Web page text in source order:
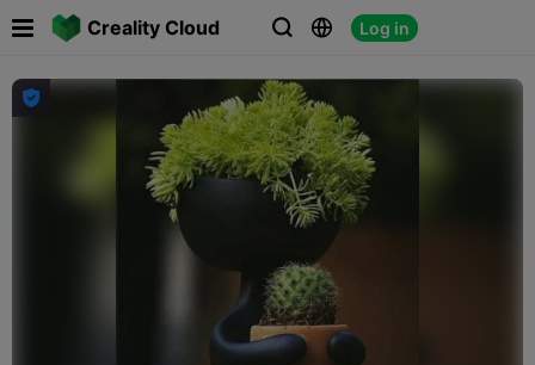
Creality Cloud   Log in
 
